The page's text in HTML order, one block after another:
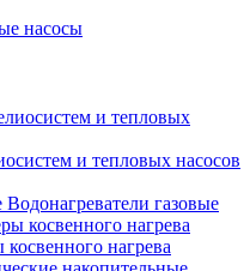
насосы
и тепловых насосов
Водонагреватели газовые
нагрева